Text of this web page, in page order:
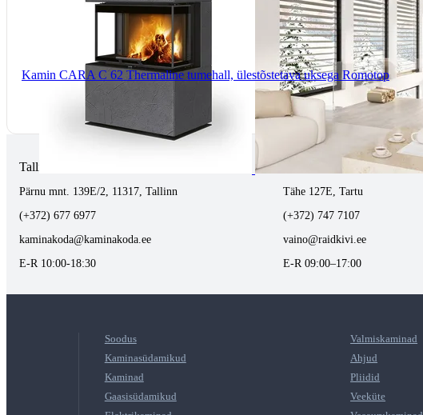
Kamin CARA C 62 Thermaline tumehall, ülestõstetava uksega Romotop
Tallinnas kaminasalong
Pärnu mnt. 139E/2, 11317, Tallinn
(+372) 677 6977
kaminakoda@kaminakoda.ee
E-R 10:00-18:30
Tartus kivi töötlemine
Tähe 127E, Tartu
(+372) 747 7107
vaino@raidkivi.ee
E-R 09:00–17:00
Soodus Valmiskaminad
Kaminasüdamikud
Ahjud
Kaminad
Pliidid
Gaasisüdamikud
Veeküte